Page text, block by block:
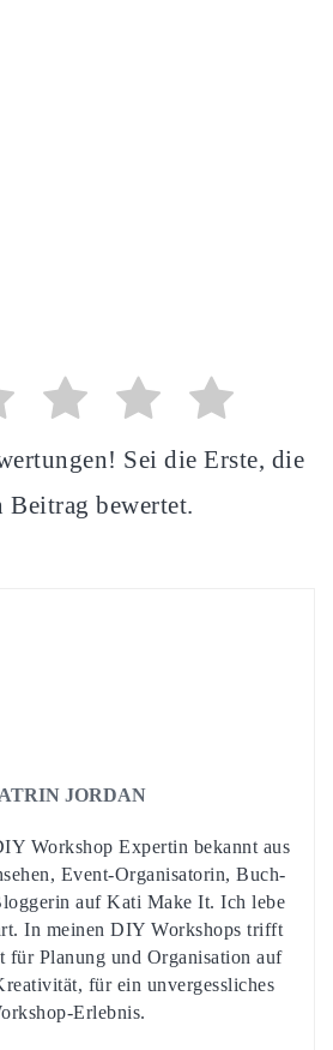
Sei die Erste, die
Beitrag bewertet.
JORDAN
Workshop Expertin bekannt aus
Event-Organisatorin, Buch-
auf Kati Make It. Ich lebe
In meinen DIY Workshops trifft
für Planung und Organisation auf
für ein unvergessliches
Erlebnis.